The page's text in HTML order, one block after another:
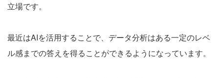
立場です。
最近はAIを活用することで、データ分析はある一定のレベ
ル感までの答えを得ることができるようになっています。